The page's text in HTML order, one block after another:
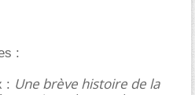
:
: Une brève histoire de la